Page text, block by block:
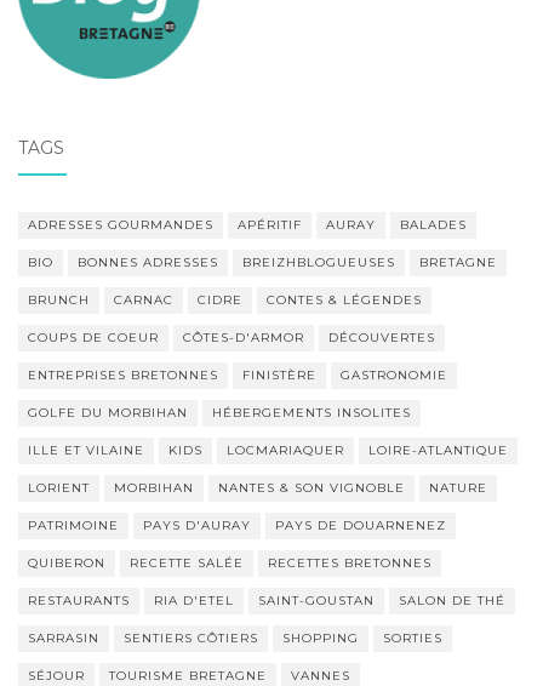
TAGS
ADRESSES GOURMANDES APÉRITIF AURAY BALADES
BIO BONNES ADRESSES BREIZHBLOGUEUSES BRETAGNE
BRUNCH CARNAC CIDRE CONTES & LÉGENDES
COUPS DE COEUR CÔTES-D'ARMOR DÉCOUVERTES
ENTREPRISES BRETONNES FINISTÈRE GASTRONOMIE
GOLFE DU MORBIHAN HÉBERGEMENTS INSOLITES
ILLE ET VILAINE KIDS LOCMARIAQUER LOIRE-ATLANTIQUE
LORIENT MORBIHAN NANTES & SON VIGNOBLE NATURE
PATRIMOINE PAYS D'AURAY PAYS DE DOUARNENEZ
QUIBERON RECETTE SALÉE RECETTES BRETONNES
RESTAURANTS RIA D'ETEL SAINT-GOUSTAN SALON DE THÉ
SARRASIN SENTIERS CÔTIERS SHOPPING SORTIES
SÉJOUR TOURISME BRETAGNE VANNES